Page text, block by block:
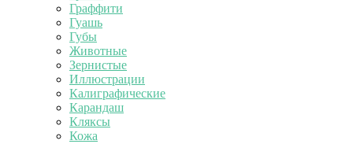
Граффити
Гуашь
Губы
Животные
Зернистые
Иллюстрации
Калиграфические
Карандаш
Кляксы
Кожа